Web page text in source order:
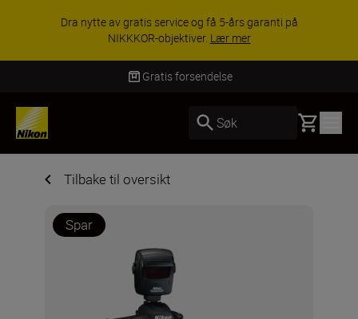
Dra nytte av gratis service og få 5-års garanti på
NIKKKOR-objektiver. Lær mer
Gratis forsendelse
Søk Basket
Tilbake til oversikt
Spar